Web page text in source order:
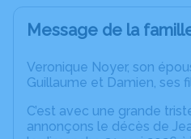
Message de la
Veronique Noyer, son
Guillaume et Damien, ses
C’est avec une grande
annonçons le décès de